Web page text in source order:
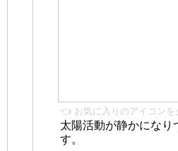
👈 お気に入りのアイコンを
太陽活動が静かになり
す。